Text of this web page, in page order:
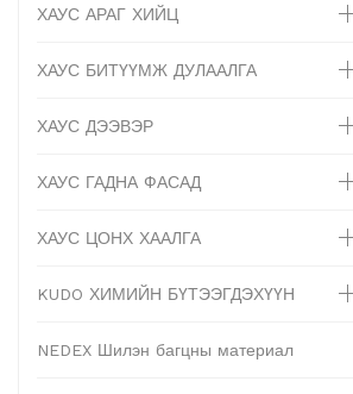
ХАУС АРАГ ХИЙЦ
ХАУС БИТҮҮМЖ ДУЛААЛГА
ХАУС ДЭЭВЭР
ХАУС ГАДНА ФАСАД
ХАУС ЦОНХ ХААЛГА
KUDO ХИМИЙН БҮТЭЭГДЭХҮҮН
NEDEX Шилэн багцны материал